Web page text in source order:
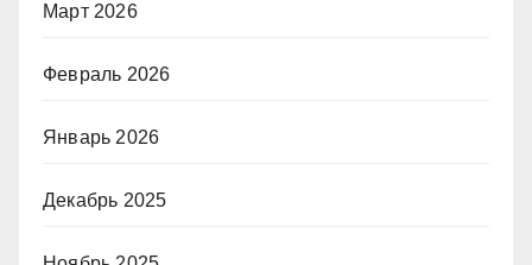
Март 2026
Февраль 2026
Январь 2026
Декабрь 2025